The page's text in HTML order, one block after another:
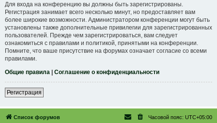
Для входа на конференцию вы должны быть зарегистрированы.
Регистрация занимает всего несколько минут, но предоставляет вам
более широкие возможности. Администратором конференции могут быть
установлены также дополнительные привилегии для зарегистрированных
пользователей. Прежде чем зарегистрироваться, вам следует
ознакомиться с правилами и политикой, принятыми на конференции.
Помните, что ваше присутствие на форумах означает согласие со всеми
правилами.
Общие правила | Соглашение о конфиденциальности
Регистрация
Список форумов Часовой пояс: UTC+05:00